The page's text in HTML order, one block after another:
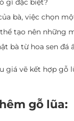
gì đặc biệt?
bà, việc chọn
tạo nên
bà từ hoa sen đá
giá vẽ kết hợp
gỗ lũa: